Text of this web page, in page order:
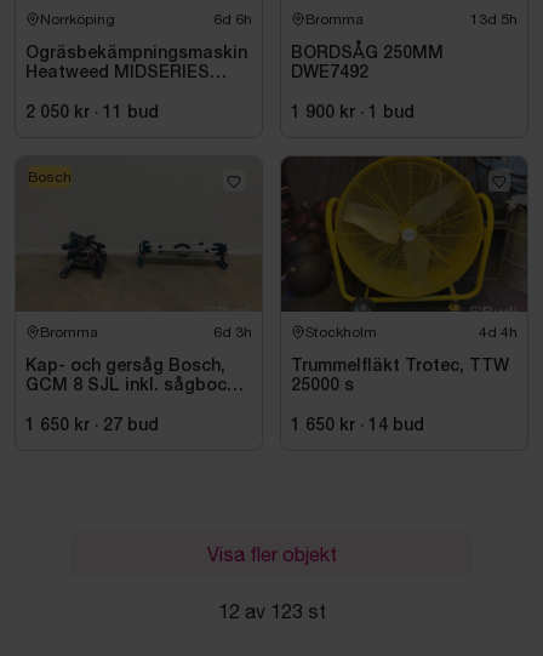
Norrköping 6d 6h
Ogräsbekämpningsmaskin
Heatweed MIDSERIES
2 050 kr · bud
Bromma 13d 5h
BORDSÅG 250MM
DWE7492
1 900 kr · bud
Bromma 6d 3h
Kap- och gersåg Bosch,
GCM 8 SJL inkl. sågbock
1 650 kr · 27 bud
Bosch
Stockholm 4d 4h
Trummelfläkt Trotec, TTW
25000 s
1 650 kr · 14 bud
Visa fler objekt
12 av 123 st